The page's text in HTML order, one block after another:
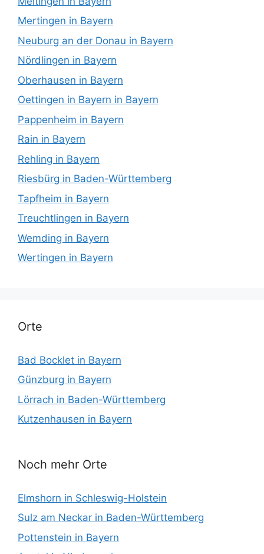
Mertingen in Bayern
Neuburg an der Donau in Bayern
Nördlingen in Bayern
Oberhausen in Bayern
Oettingen in Bayern in Bayern
Pappenheim in Bayern
Rain in Bayern
Rehling in Bayern
Riesbürg in Baden-Württemberg
Tapfheim in Bayern
Treuchtlingen in Bayern
Wemding in Bayern
Wertingen in Bayern
Orte
Bad Bocklet in Bayern
Günzburg in Bayern
Lörrach in Baden-Württemberg
Kutzenhausen in Bayern
Noch mehr Orte
Elmshorn in Schleswig-Holstein
Sulz am Neckar in Baden-Württemberg
Pottenstein in Bayern